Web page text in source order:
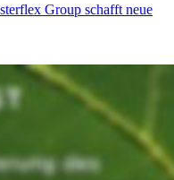
Group schafft neue